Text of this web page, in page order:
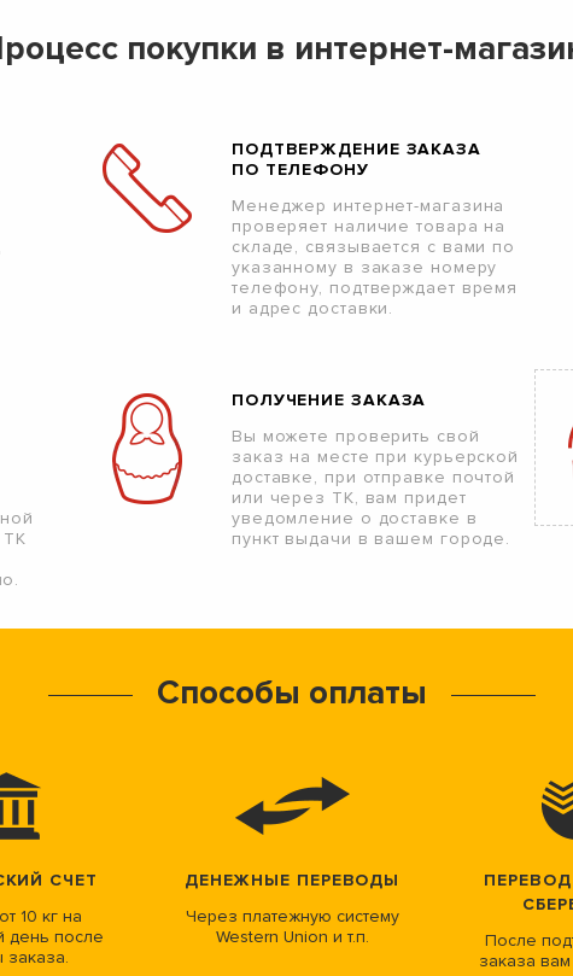
покупки в интернет-
ПОДТВЕРЖДЕНИЕ ЗАКАЗА
ПО ТЕЛЕФОНУ
Менеджер интернет-магазина
проверяет наличие товара на
складе, связывается с вами по
указанному в заказе номеру
телефону, подтверждает время
и адрес доставки.
ТК
ПОЛУЧЕНИЕ ЗАКАЗА
Вы можете проверить свой
заказ на месте при курьерской
доставке, при отправке почтой
или через ТК, вам придет
уведомление о доставке в
пункт выдачи в вашем городе.
Способы оплаты
СЧЕТ
10 кг на
день после
заказа.
ДЕНЕЖНЫЕ ПЕРЕВОДЫ
Через платежную систему
Western Union и т.п.
После
заказа